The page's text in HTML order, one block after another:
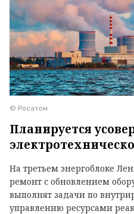
© Росатом
Планируется
На третьем энергоблоке
ремонт с обновлением
выполнят задачи по
управлению ресурсами